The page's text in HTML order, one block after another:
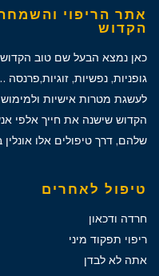
אתר הריפוי
הקדוש
כאן נמצא הבעל שם טוב הקדוש
גופניות, נפשיות, זוגיות,פרנסה
לעשגת מטרות אישיות
הקדוש שישנה את חייך אלפי
שלהם, דרך טיפולים אלו
טיפול לאחרים
חרדה ודכאון
ריפוי תפקוד מיני
אתה לא לבדן